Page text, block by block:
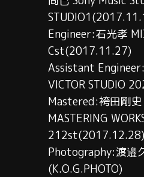
Engineer:石光孝
Cst(2017.11.27)
Assistant
VICTOR STUDIO
Mastered:袴田剛史
MASTERING
212st(2017.12.28)
Photography:渡邉
(K.O.G.PHOTO)